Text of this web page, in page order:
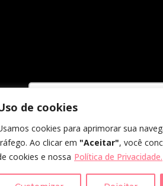
receber comunicações.
dados, eu concordo com a
Utilizamos cookies para
experiência, melhorar o
analisar como você
site e personalizar
de cookies
cookies para aprimorar sua
Ao clicar em "Aceitar", você
cookies e nossa Política de Privacidade.